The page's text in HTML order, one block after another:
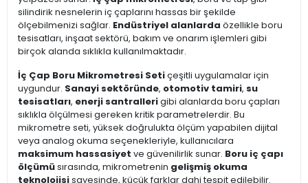
silindirik nesnelerin iç çaplarını hassas bir şekilde
ölçebilmenizi sağlar. Endüstriyel alanlarda özellikle boru
tesisatları, inşaat sektörü, bakım ve onarım işlemleri gibi
birçok alanda sıklıkla kullanılmaktadır.
İç Çap Boru Mikrometresi Setiçeşitli uygulamalar için
uygundur. Sanayi sektöründe, otomotiv tamiri, su
tesisatları, enerji santrallerigibi alanlarda boru çapları
sıklıkla ölçülmesi gereken kritik parametrelerdir. Bu
mikrometre seti, yüksek doğrulukta ölçüm yapabilen dijital
veya analog okuma seçenekleriyle, kullanıcılara
maksimum hassasiyet ve güvenilirlik sunar. Boru iç çapı
ölçümüsırasında, mikrometrenin gelişmiş okuma
teknolojisisayesinde, küçük farklar dahi tespit edilebilir.